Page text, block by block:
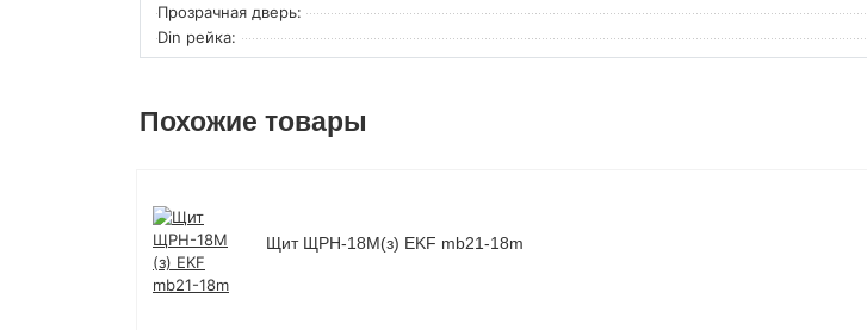
Прозрачная дверь:
Din рейка:
Похожие товары
Щит ЩРН-18М(з) EKF mb21-18m